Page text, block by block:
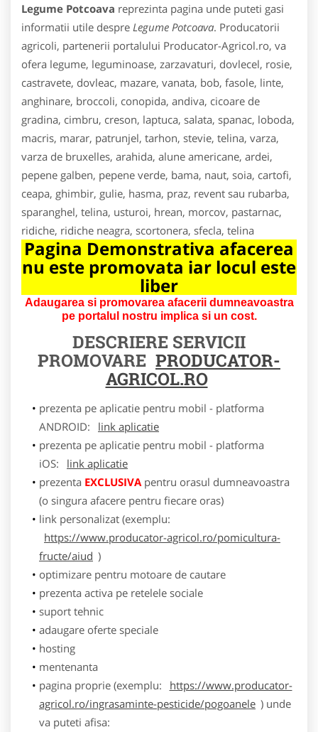
Legume Potcoava reprezinta pagina unde puteti gasi
informatii utile despre Legume Potcoava. Producatorii
agricoli, partenerii portalului Producator-Agricol.ro, va
ofera legume, leguminoase, zarzavaturi, dovlecel, rosie,
castravete, dovleac, mazare, vanata, bob, fasole, linte,
anghinare, broccoli, conopida, andiva, cicoare de
gradina, cimbru, creson, laptuca, salata, spanac, loboda,
macris, marar, patrunjel, tarhon, stevie, telina, varza,
varza de bruxelles, arahida, alune americane, ardei,
pepene galben, pepene verde, bama, naut, soia, cartofi,
ceapa, ghimbir, gulie, hasma, praz, revent sau rubarba,
sparanghel, telina, usturoi, hrean, morcov, pastarnac,
ridiche, ridiche neagra, scortonera, sfecla, telina
Pagina Demonstrativa afacerea
nu este promovata iar locul este
liber
Adaugarea si promovarea afacerii dumneavoastra
pe portalul nostru implica si un cost.
DESCRIERE SERVICII
PROMOVARE PRODUCATOR-
AGRICOL.RO
prezenta pe aplicatie pentru mobil - platforma
ANDROID:
link aplicatie
prezenta pe aplicatie pentru mobil - platforma
iOS:
link aplicatie
prezenta EXCLUSIVApentru orasul dumneavoastra
(o singura afacere pentru fiecare oras)
link personalizat (exemplu:
https://www.producator-agricol.ro/pomicultura-
fructe/aiud )
optimizare pentru motoare de cautare
prezenta activa pe retelele sociale
suport tehnic
adaugare oferte speciale
hosting
mentenanta
pagina proprie (exemplu:
https://www.producator-
agricol.ro/ingrasaminte-pesticide/pogoanele ) unde
va puteti afisa: